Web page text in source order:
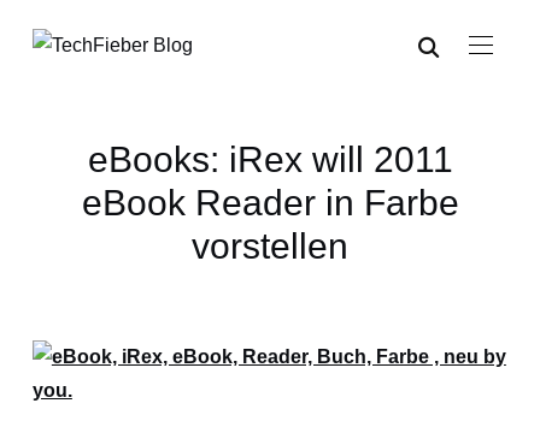
eBooks: iRex will 2011
eBook Reader in Farbe
vorstellen